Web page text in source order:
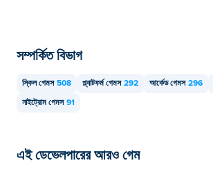
সম্পর্কিত বিভাগ
স্কিল গেমস 508 প্ল্যাটফর্ম গেমস 292 আর্কেড গেমস 296
নাইট্রোম গেমস 91
এই ডেভেলপারের আরও গেম